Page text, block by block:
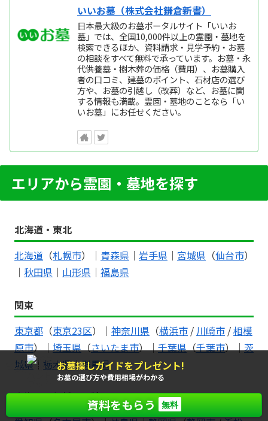
いいお墓（株式会社鎌倉新書）
日本最大級のお墓ポータルサイト「いいお
墓」では、全国10,000件以上の霊園・墓地を
検索できるほか、資料請求・見学予約・お墓
の相談をすべて無料で承っています。お墓・永
代供養墓・樹木葬の価格（費用）、お墓購入
者の口コミ、建墓のポイント、石材店の選び
方や、お墓の引越し（改葬）など、お墓に関
する情報も満載。霊園・墓地のことなら「い
いお墓」にお任せください。
エリアから霊園・墓地を探す
北海道・東北
北海道 （札幌市）｜ 青森県 ｜ 岩手県 ｜ 宮城県 （仙台市）
｜ 秋田県 ｜ 山形県 ｜ 福島県
関東
東京都 （東京23区）｜ 神奈川県 （横浜市 / 川崎市 /相模
原市）｜埼玉県（さいたま市）｜千葉県（千葉市）｜茨
城県｜ 栃木県｜群馬県
東海・甲信越・北陸
もれなく
全員に お墓探しガイドをプレゼント!
お墓の選び方や費用相場がわかる
資料をもらう 無料